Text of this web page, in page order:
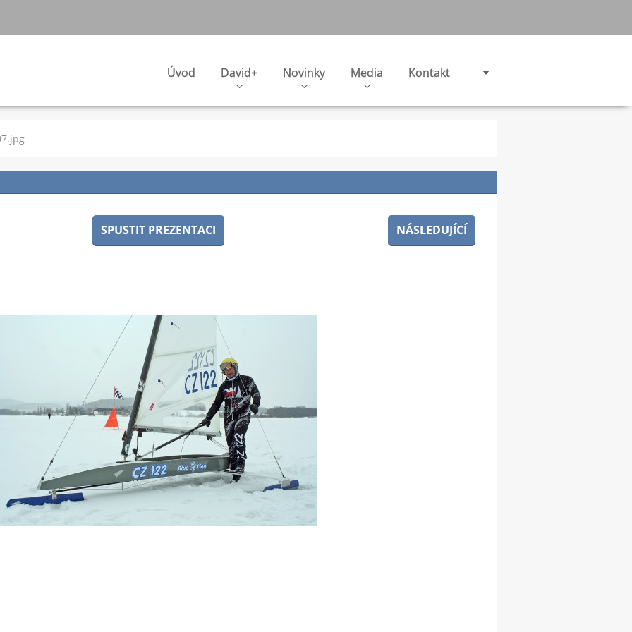
Úvod David+ Novinky Media Kontakt
SPUSTIT PREZENTACI NÁSLEDUJÍCÍ